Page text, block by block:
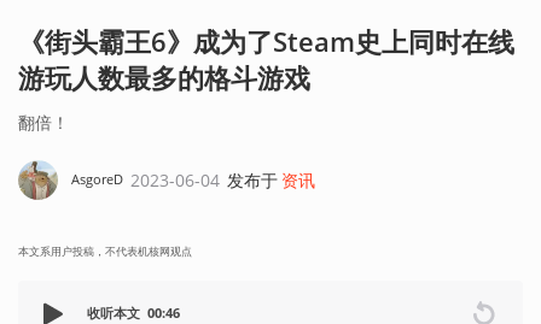
《街头霸王6》成为了Steam史上同时在线
游玩人数最多的格斗游戏
翻倍！
AsgoreD 2023-06-04 发布于 资讯
本文系用户投稿，不代表机核网观点
收听本文 00:46